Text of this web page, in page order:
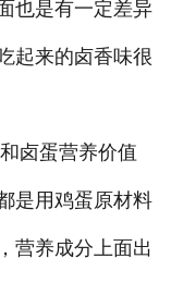
也是有一定差异
起来的卤香味很
卤蛋营养价值
是用鸡蛋原材料
营养成分上面出